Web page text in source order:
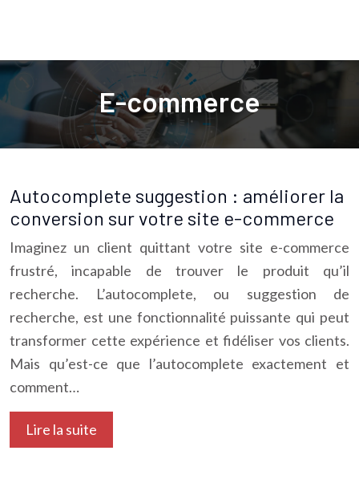
E-commerce
Autocomplete suggestion : améliorer la
conversion sur votre site e-commerce
Imaginez un client quittant votre site e-commerce
frustré, incapable de trouver le produit qu’il
recherche. L’autocomplete, ou suggestion de
recherche, est une fonctionnalité puissante qui peut
transformer cette expérience et fidéliser vos clients.
Mais qu’est-ce que l’autocomplete exactement et
comment…
Lire la suite